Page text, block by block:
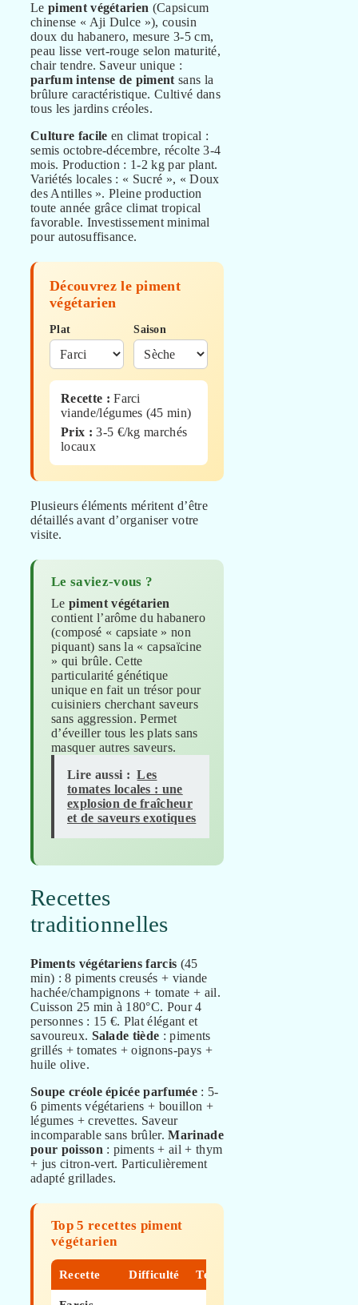
Le piment végétarien (Capsicum
chinense « Aji Dulce »), cousin
doux du habanero, mesure 3-5 cm,
peau lisse vert-rouge selon maturité,
chair tendre. Saveur unique :
parfum intense de piment sans la
brûlure caractéristique. Cultivé dans
tous les jardins créoles.
Culture facile en climat tropical :
semis octobre-décembre, récolte 3-4
mois. Production : 1-2 kg par plant.
Variétés locales : « Sucré », « Doux
des Antilles ». Pleine production
toute année grâce climat tropical
favorable. Investissement minimal
pour autosuffisance.
Découvrez le piment
végétarien
Plat Saison
Recette : Farci
viande/légumes (45 min)
Prix : 3-5 €/kg marchés
locaux
Plusieurs éléments méritent d’être
détaillés avant d’organiser votre
visite.
Le saviez-vous ?
Le piment végétarien
contient l’arôme du habanero
(composé « capsiate » non
piquant) sans la « capsaïcine
» qui brûle. Cette
particularité génétique
unique en fait un trésor pour
cuisiniers cherchant saveurs
sans aggression. Permet
d’éveiller tous les plats sans
masquer autres saveurs.
Lire aussi : Les
tomates locales : une
explosion de fraîcheur
et de saveurs exotiques
Recettes
traditionnelles
Piments végétariens farcis (45
min) : 8 piments creusés + viande
hachée/champignons + tomate + ail.
Cuisson 25 min à 180°C. Pour 4
personnes : 15 €. Plat élégant et
savoureux. Salade tiède : piments
grillés + tomates + oignons-pays +
huile olive.
Soupe créole épicée parfumée: 5-
6 piments végétariens + bouillon +
légumes + crevettes. Saveur
incomparable sans brûler.Marinade
pour poisson : piments + ail + thym
+ jus citron-vert. Particulièrement
adapté grillades.
Top 5 recettes piment
végétarien
Recette Difficulté Temps